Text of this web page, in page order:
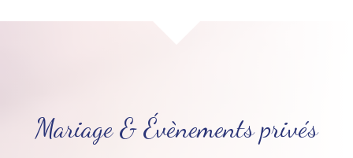
Mariage & Évènements privés